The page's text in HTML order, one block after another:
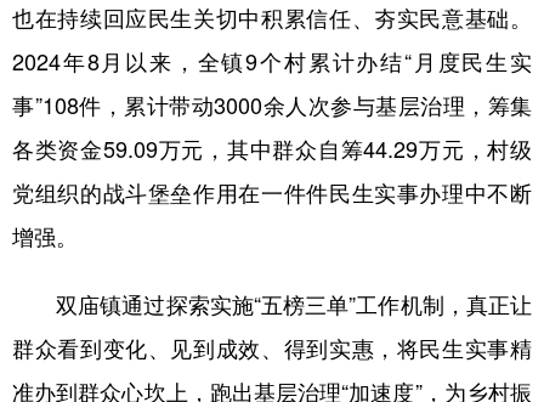
也在持续回应民生关切中积累信任、夯实民意基础。
2024年8月以来，全镇9个村累计办结“月度民生实
事”108件，累计带动3000余人次参与基层治理，筹集
各类资金59.09万元，其中群众自筹44.29万元，村级
党组织的战斗堡垒作用在一件件民生实事办理中不断
增强。
双庙镇通过探索实施“五榜三单”工作机制，真正让
群众看到变化、见到成效、得到实惠，将民生实事精
准办到群众心坎上，跑出基层治理“加速度”，为乡村振